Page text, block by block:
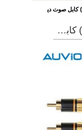
اوفيو ( rca digital coaxial ) كابل صوت ديجيتال